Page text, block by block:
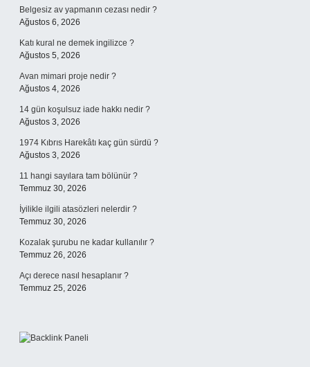
Belgesiz av yapmanın cezası nedir ?
Ağustos 6, 2026
Katı kural ne demek ingilizce ?
Ağustos 5, 2026
Avan mimari proje nedir ?
Ağustos 4, 2026
14 gün koşulsuz iade hakkı nedir ?
Ağustos 3, 2026
1974 Kıbrıs Harekâtı kaç gün sürdü ?
Ağustos 3, 2026
11 hangi sayılara tam bölünür ?
Temmuz 30, 2026
İyilikle ilgili atasözleri nelerdir ?
Temmuz 30, 2026
Kozalak şurubu ne kadar kullanılır ?
Temmuz 26, 2026
Açı derece nasıl hesaplanır ?
Temmuz 25, 2026